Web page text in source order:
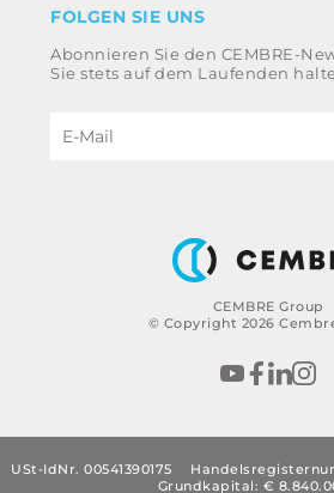
CEMBRE Group
© Copyright 2026
Whistleblowing
Ethikkodex und
Gruppe
Energie
B2B Disclaimer
FOLGEN SIE UNS
Abonnieren Sie den CEMBRE-
Sie stets auf dem Laufenden
USt-IdNr. 00541390175
Grundkapital: €